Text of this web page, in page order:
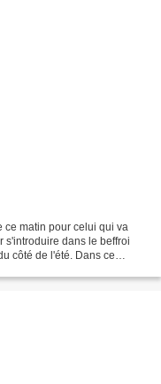
ce matin pour celui qui va
s'introduire dans le beffroi
côté de l'été. Dans ce